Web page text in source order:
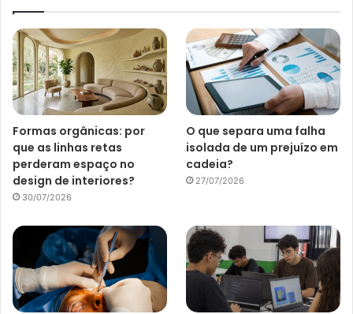
Formas orgânicas: por
que as linhas retas
perderam espaço no
design de interiores?
30/07/2026
O que separa uma falha
isolada de um prejuízo em
cadeia?
27/07/2026